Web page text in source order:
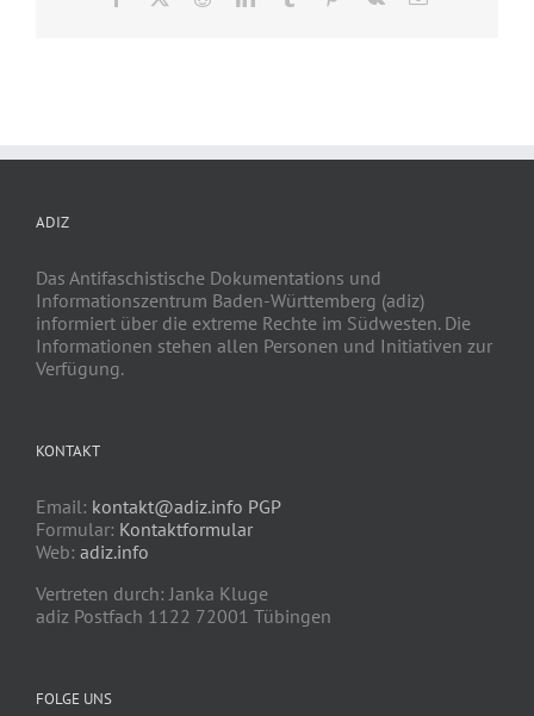
ADIZ
Das Antifaschistische Dokumentations und
Informationszentrum Baden-Württemberg (adiz)
informiert über die extreme Rechte im Südwesten. Die
Informationen stehen allen Personen und Initiativen zur
Verfügung.
KONTAKT
Email: kontakt@adiz.info PGP
Formular: Kontaktformular
Web: adiz.info
Vertreten durch: Janka Kluge
adiz Postfach 1122 72001 Tübingen
FOLGE UNS